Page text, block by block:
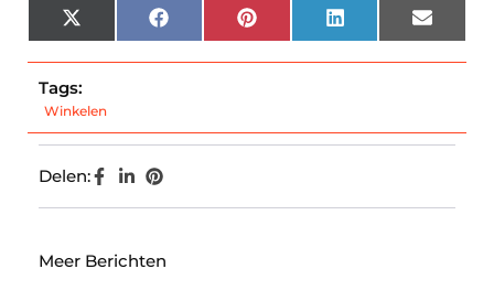
X
(Twitter)
Facebook Pinterest LinkedIn Email
Tags:
Winkelen
Delen:
Meer Berichten